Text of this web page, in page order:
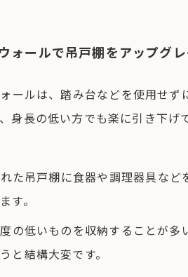
ォールで吊戸棚をアップグ
ールは、踏み台などを使用せ
身長の低い方でも楽に引き下げ
た吊戸棚に食器や調理器具な
す。
の低いものを収納することが
と結構大変です。